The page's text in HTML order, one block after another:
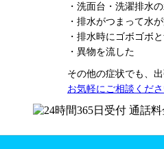
・洗面台・洗濯排水
・排水がつまって水
・排水時にゴボゴボ
・異物を流した
その他の症状でも、
お気軽にご相談くださ